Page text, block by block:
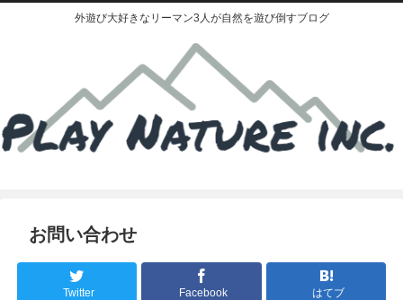
外遊び大好きなリーマン3人が自然を遊び倒すブログ
お問い合わせ
Twitter Facebook はてブ